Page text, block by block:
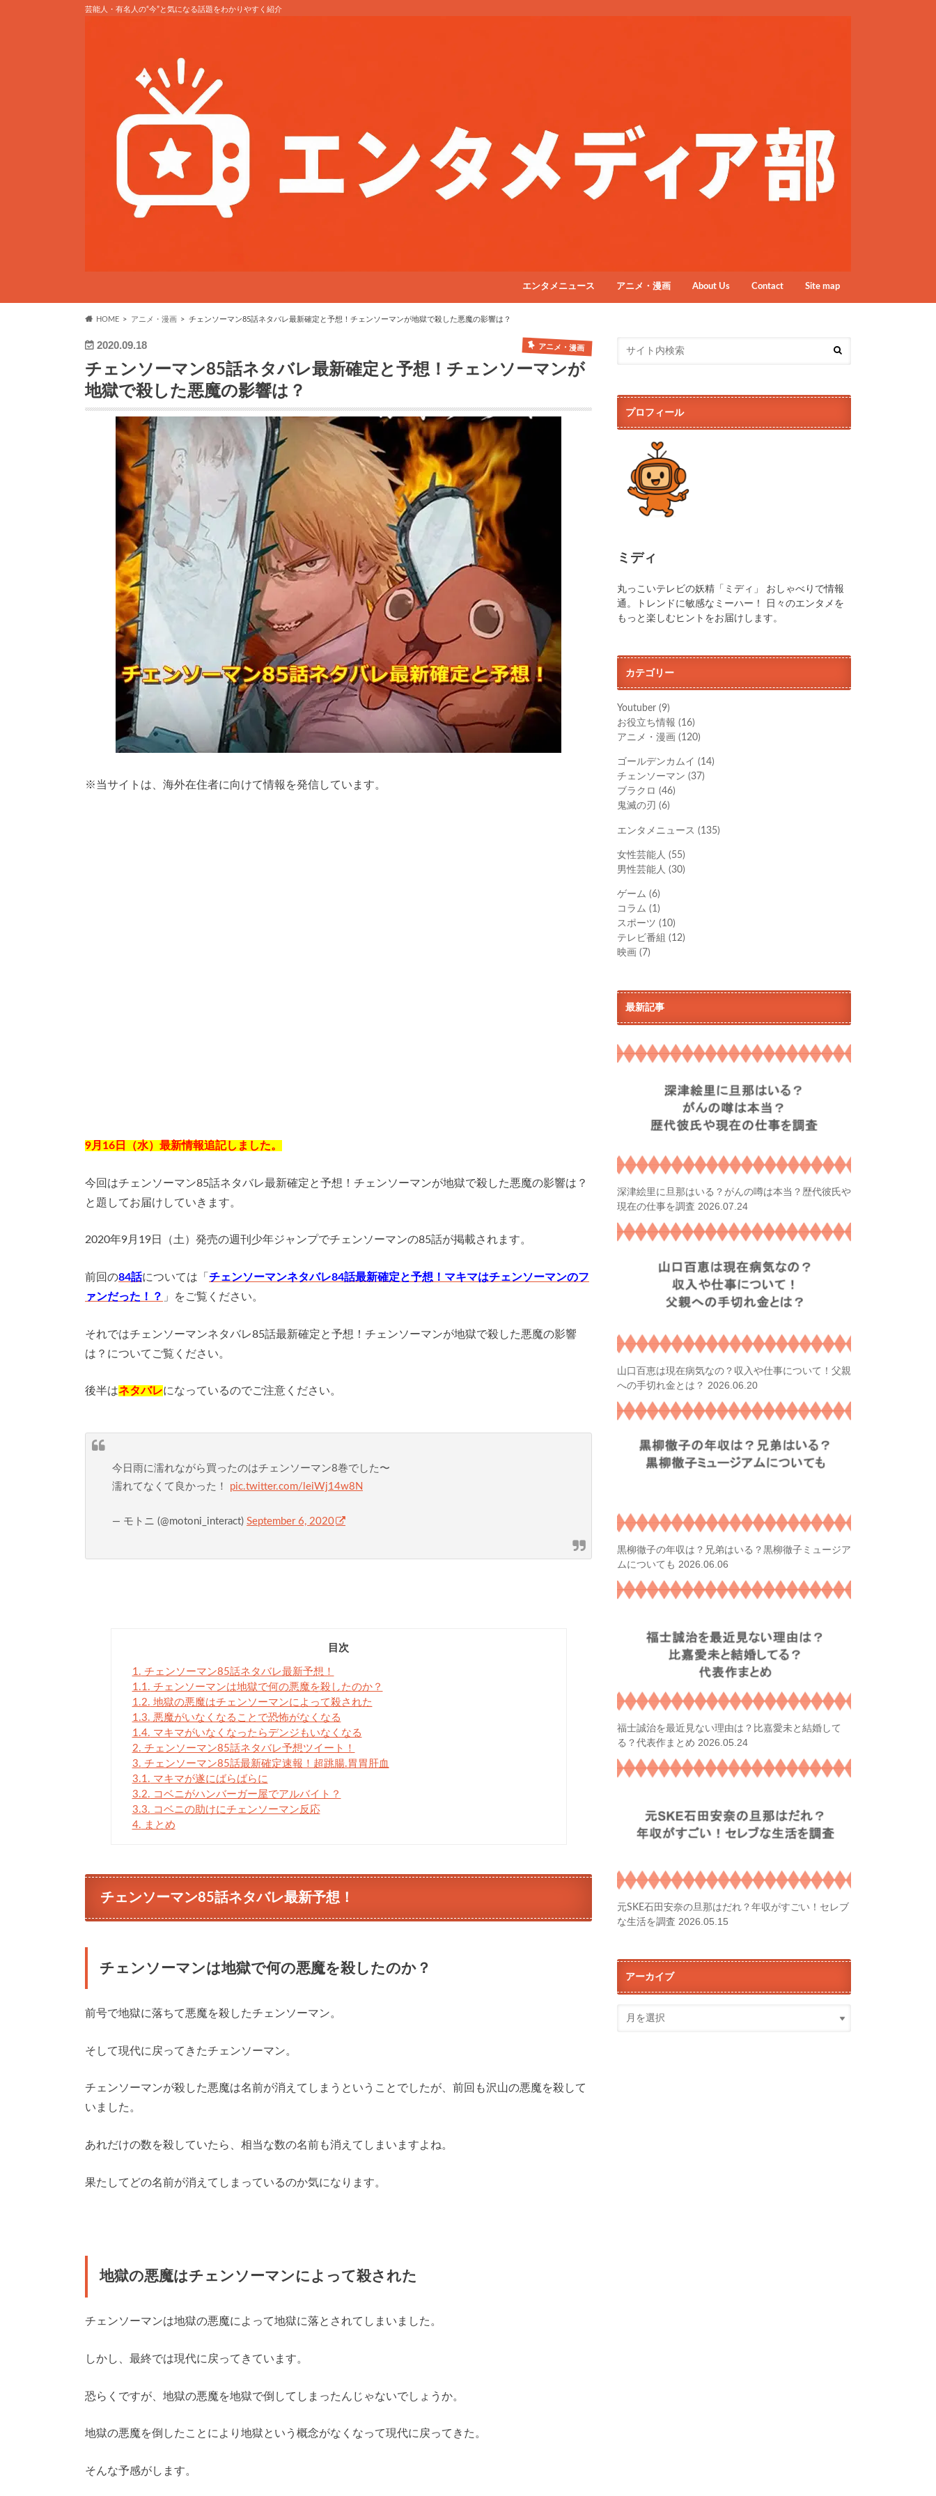
芸能人・有名人の“今”と気になる話題をわかりやすく紹介
エンタメニュース アニメ・漫画 About Us Contact Site map
HOME アニメ・漫画 チェンソーマン85話ネタバレ最新確定と予想！チェンソーマンが地獄で殺した悪魔の影響は？
2020.09.18 アニメ・漫画
チェンソーマン85話ネタバレ最新確定と予想！チェンソーマンが
地獄で殺した悪魔の影響は？
※当サイトは、海外在住者に向けて情報を発信しています。
9月16日（水）最新情報追記しました。
今回はチェンソーマン85話ネタバレ最新確定と予想！チェンソーマンが地獄で殺した悪魔の影響は？
と題してお届けしていきます。
2020年9月19日（土）発売の週刊少年ジャンプでチェンソーマンの85話が掲載されます。
前回の84話については「 チェンソーマンネタバレ84話最新確定と予想！マキマはチェンソーマンのフ
ァンだった！？ 」をご覧ください。
それではチェンソーマンネタバレ85話最新確定と予想！チェンソーマンが地獄で殺した悪魔の影響
は？についてご覧ください。
後半はネタバレになっているのでご注意ください。
今日雨に濡れながら買ったのはチェンソーマン8巻でした〜
濡れてなくて良かった！ pic.twitter.com/leiWj14w8N
— モトニ (@motoni_interact) September 6, 2020
目次
1. チェンソーマン85話ネタバレ最新予想！
1.1. チェンソーマンは地獄で何の悪魔を殺したのか？
1.2. 地獄の悪魔はチェンソーマンによって殺された
1.3. 悪魔がいなくなることで恐怖がなくなる
1.4. マキマがいなくなったらデンジもいなくなる
2. チェンソーマン85話ネタバレ予想ツイート！
3. チェンソーマン85話最新確定速報！超跳腸.胃胃肝血
3.1. マキマが遂にばらばらに
3.2. コベニがハンバーガー屋でアルバイト？
3.3. コベニの助けにチェンソーマン反応
4. まとめ
チェンソーマン85話ネタバレ最新予想！
チェンソーマンは地獄で何の悪魔を殺したのか？
前号で地獄に落ちて悪魔を殺したチェンソーマン。
そして現代に戻ってきたチェンソーマン。
チェンソーマンが殺した悪魔は名前が消えてしまうということでしたが、前回も沢山の悪魔を殺して
いました。
あれだけの数を殺していたら、相当な数の名前も消えてしまいますよね。
果たしてどの名前が消えてしまっているのか気になります。
地獄の悪魔はチェンソーマンによって殺された
チェンソーマンは地獄の悪魔によって地獄に落とされてしまいました。
しかし、最終では現代に戻ってきています。
恐らくですが、地獄の悪魔を地獄で倒してしまったんじゃないでしょうか。
地獄の悪魔を倒したことにより地獄という概念がなくなって現代に戻ってきた。
そんな予感がします。
プロフィール
ミディ
丸っこいテレビの妖精「ミディ」 おしゃべりで情報
通。トレンドに敏感なミーハー！ 日々のエンタメを
もっと楽しむヒントをお届けします。
カテゴリー
Youtuber (9)
お役立ち情報 (16)
アニメ・漫画 (120)
ゴールデンカムイ (14)
チェンソーマン (37)
ブラクロ (46)
鬼滅の刃 (6)
エンタメニュース (135)
女性芸能人 (55)
男性芸能人 (30)
ゲーム (6)
コラム (1)
スポーツ (10)
テレビ番組 (12)
映画 (7)
最新記事
深津絵里に旦那はいる？がんの噂は本当？歴代彼氏や
現在の仕事を調査 2026.07.24
山口百恵は現在病気なの？収入や仕事について！父親
への手切れ金とは？ 2026.06.20
黒柳徹子の年収は？兄弟はいる？黒柳徹子ミュージア
ムについても 2026.06.06
福士誠治を最近見ない理由は？比嘉愛未と結婚して
る？代表作まとめ 2026.05.24
元SKE石田安奈の旦那はだれ？年収がすごい！セレブ
な生活を調査 2026.05.15
アーカイブ